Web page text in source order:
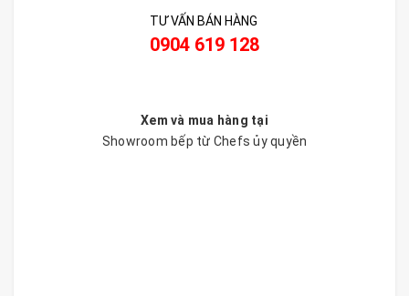
TƯ VẤN BÁN HÀNG
0904 619 128
Xem và mua hàng tại
Showroom bếp từ Chefs ủy quyền